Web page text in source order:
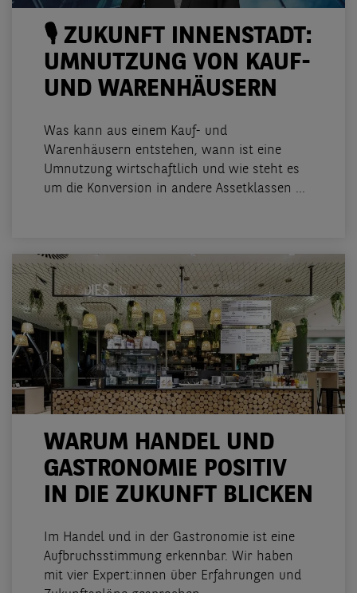
🎙️ ZUKUNFT INNENSTADT:
UMNUTZUNG VON KAUF-
UND WARENHÄUSERN
Was kann aus einem Kauf- und
Warenhäusern entstehen, wann ist eine
Umnutzung wirtschaftlich und wie steht es
um die Konversion in andere Assetklassen ...
WARUM HANDEL UND
GASTRONOMIE POSITIV
IN DIE ZUKUNFT BLICKEN
Im Handel und in der Gastronomie ist eine
Aufbruchsstimmung erkennbar. Wir haben
mit vier Expert:innen über Erfahrungen und